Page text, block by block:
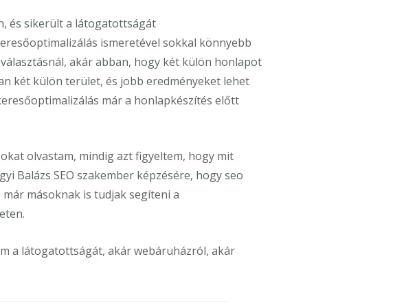
és sikerült a látogatottságát
ismeretével sokkal könnyebb
akár abban, hogy két külön honlapot
két külön terület, és jobb eredményeket lehet
már a honlapkészítés előtt
olvastam, mindig azt figyeltem, hogy mit
Balázs SEO szakember képzésére, hogy seo
másoknak is tudjak segíteni a
a látogatottságát, akár webáruházról, akár